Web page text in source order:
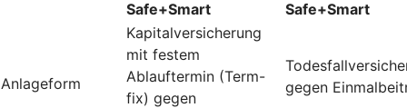
Safe+Smart
Safe+Smart
Anlageform
Kapitalversicherung
mit festem
Ablauftermin (Term-
fix) gegen
gegen